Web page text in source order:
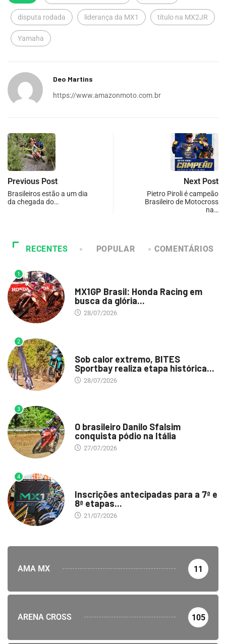
disputa rodada liderança da MX1 título na MX2JR
Yamaha
Deo Martins
https://www.amazonmoto.com.br
Previous Post
Brasileiros estão a um dia
da chegada do…
Next Post
Pietro Piroli é campeão
Brasileiro de Motocross
na…
RECENTES POPULAR COMENTÁRIOS
1
MX1GP Brasil: Honda Racing em
busca da glória...
28/07/2026
2
Sob calor extremo, BITES
Sportbay realiza etapa histórica...
28/07/2026
3
O brasileiro Danilo Sfalsim
conquista pódio na Itália
27/07/2026
4
Inscrições antecipadas para a 7ª e
8ª etapas...
21/07/2026
AMA MX 11
ARENA CROSS 105